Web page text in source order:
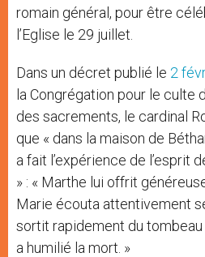
romain général, pour être
l’Eglise le 29 juillet.
Dans un décret publié le 2
la Congrégation pour le culte
des sacrements, le cardinal
que « dans la maison de
a fait l’expérience de l’esprit
» : « Marthe lui offrit
Marie écouta attentivement
sortit rapidement du tombeau
a humilié la mort. »